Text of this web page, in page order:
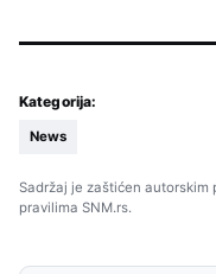
Kategorija:
News
Sadržaj je zaštićen autorskim
pravilima SNM.rs.